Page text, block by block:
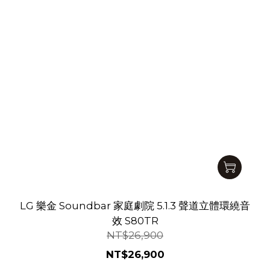
LG 樂金 Soundbar 家庭劇院 5.1.3 聲道立體環繞音
效 S80TR
NT$26,900
NT$26,900